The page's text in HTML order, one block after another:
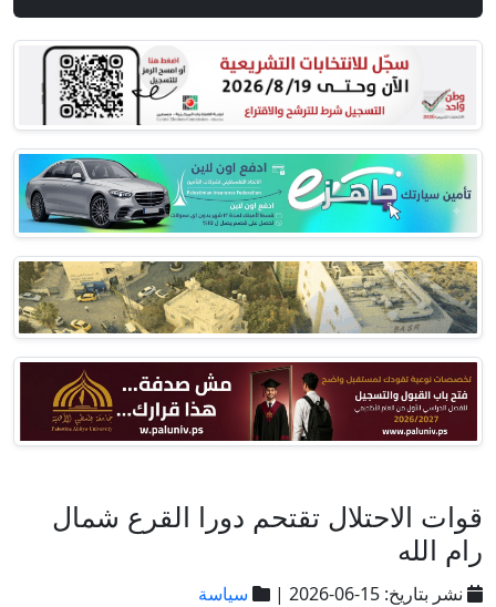
قوات الاحتلال تقتحم دورا القرع شمال
رام الله
نشر بتاريخ: 15-06-2026 | سياسة